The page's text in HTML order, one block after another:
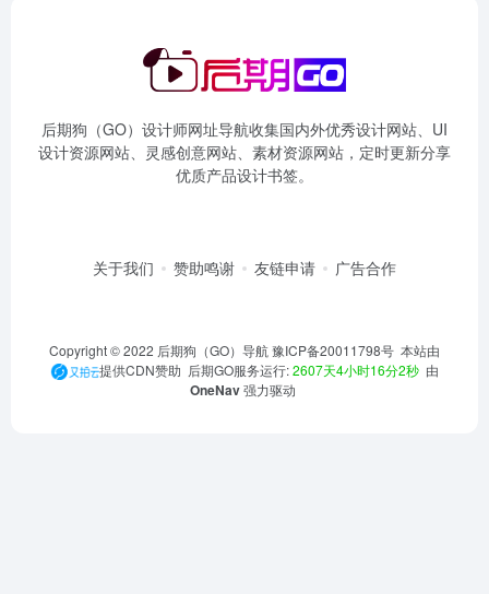
关于我们 赞助鸣谢 友链申请 广告合作
Copyright © 2022 后期狗（GO）导航豫ICP备20011798号本站由
提供CDN赞助 后期GO服务运行:2607天4小时16分3秒由
OneNav强力驱动